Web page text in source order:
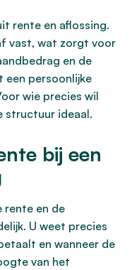
rente en aflossing.
vast, wat zorgt voor
en de
persoonlijke
wie precies wil
structuur ideaal.
bij een
rente en de
U weet precies
en wanneer de
van het